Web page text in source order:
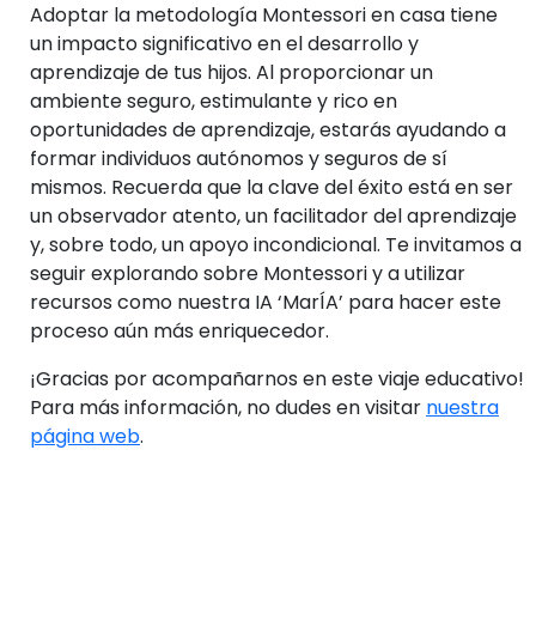
Adoptar la metodología Montessori en casa tiene
un impacto significativo en el desarrollo y
aprendizaje de tus hijos. Al proporcionar un
ambiente seguro, estimulante y rico en
oportunidades de aprendizaje, estarás ayudando a
formar individuos autónomos y seguros de sí
mismos. Recuerda que la clave del éxito está en ser
un observador atento, un facilitador del aprendizaje
y, sobre todo, un apoyo incondicional. Te invitamos a
seguir explorando sobre Montessori y a utilizar
recursos como nuestra IA ‘MarÍA’ para hacer este
proceso aún más enriquecedor.
¡Gracias por acompañarnos en este viaje educativo!
Para más información, no dudes en visitar nuestra
página web.